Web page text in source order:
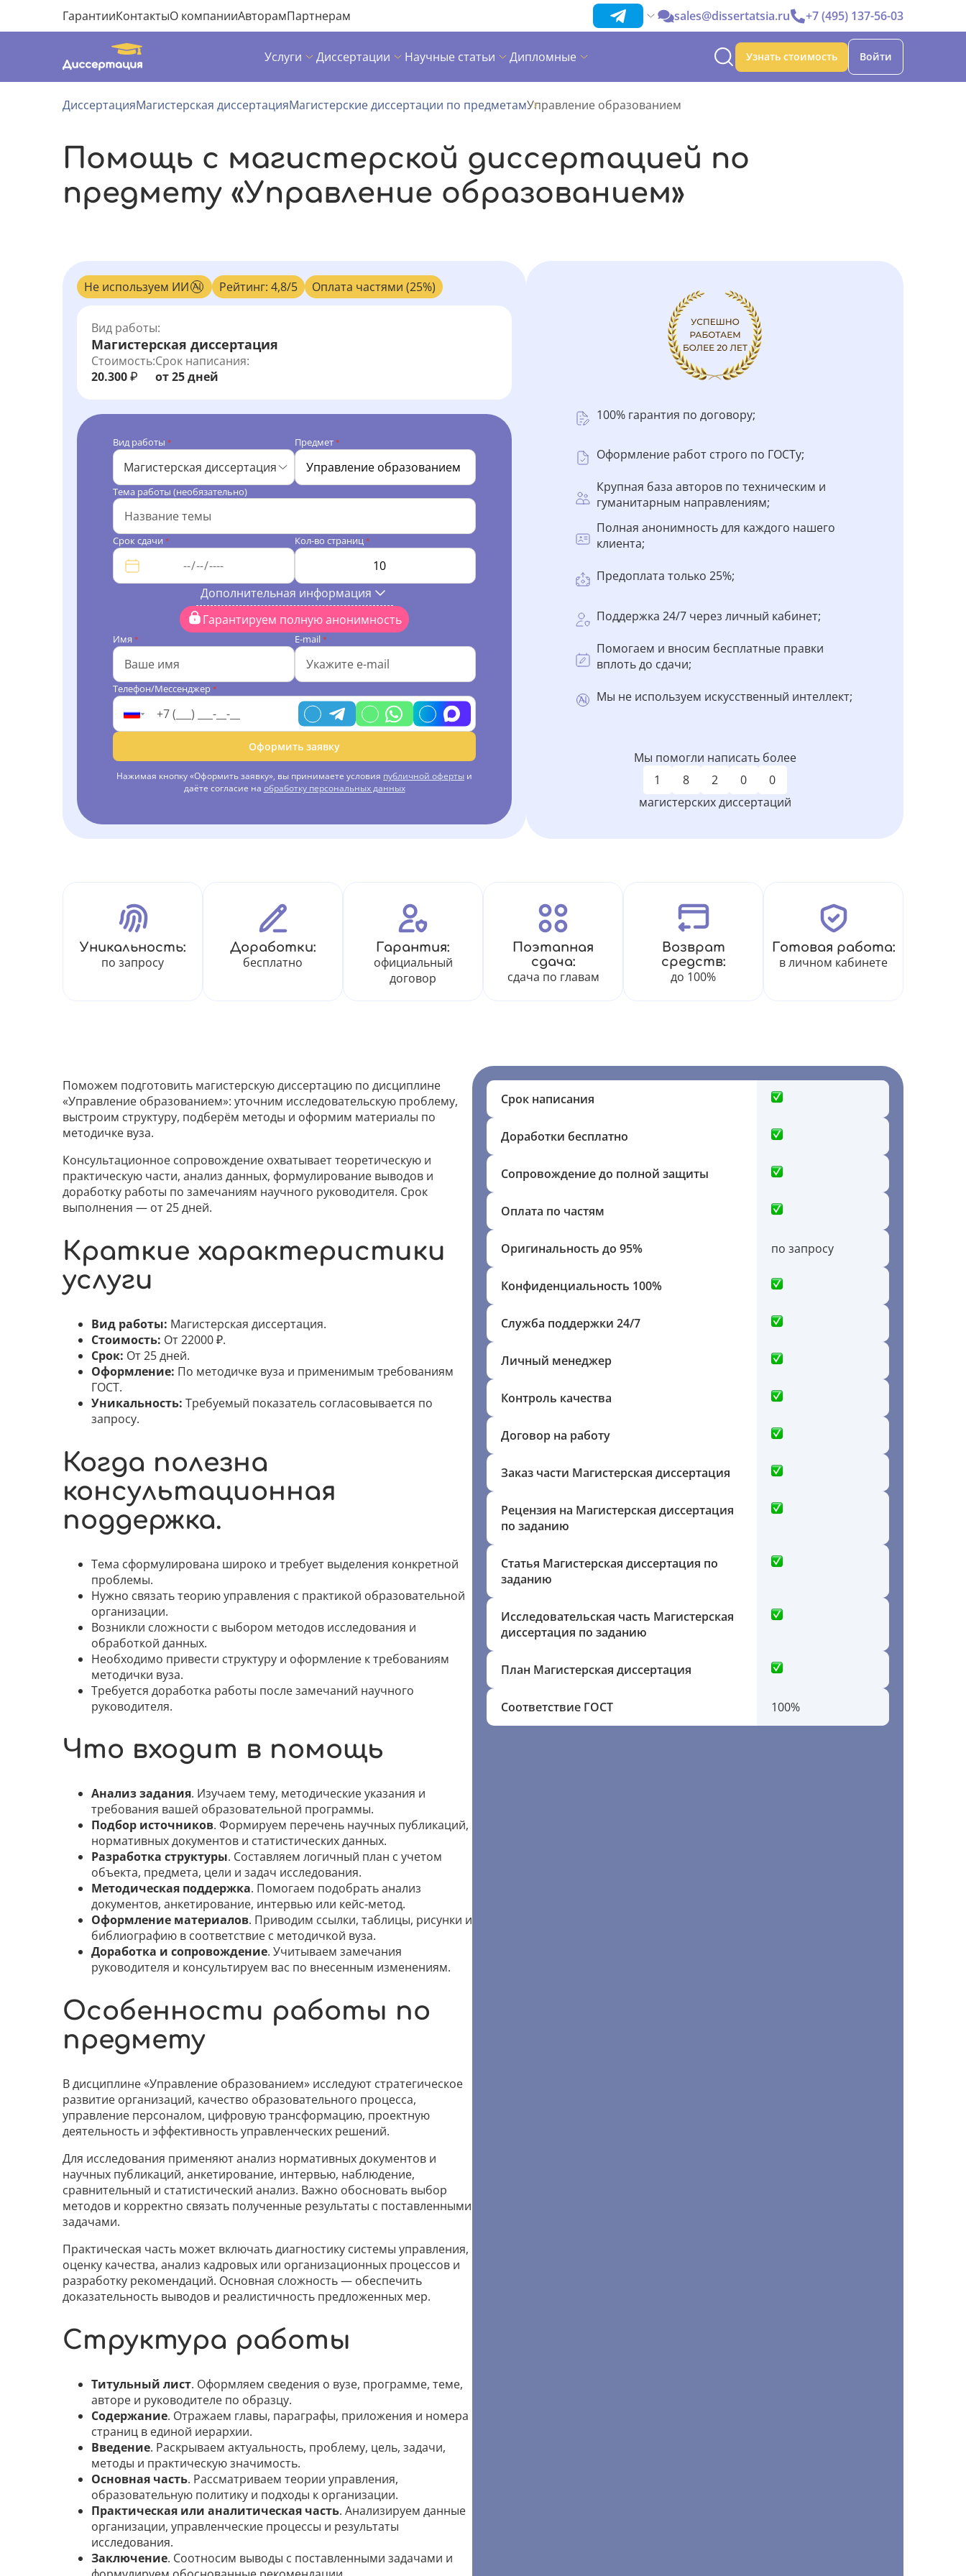
ГарантииКонтактыО компанииАвторамПартнерам sales@dissertatsia.ru +7 (495) 137-56-03
Услуги Диссертации Научные статьи Дипломные Узнать стоимость Войти
ДиссертацияМагистерская диссертацияМагистерские диссертации по предметамУправление образованием
Помощь с магистерской диссертацией по
предмету «Управление образованием»
Не используем ИИ Рейтинг: 4,8/5 Оплата частями (25%)
Вид работы:
Магистерская диссертация
Стоимость:
20.300 ₽
Срок написания:
от 25 дней
Вид работы *
Магистерская диссертация
Предмет *
Тема работы (необязательно)
Срок сдачи * Кол-во страниц *
Дополнительная информация
Гарантируем полную анонимность
Имя * E-mail *
Телефон/Мессенджер *
Оформить заявку
Нажимая кнопку «Оформить заявку», вы принимаете условия публичной оферты и
даёте согласие на обработку персональных данных
100% гарантия по договору;
Оформление работ строго по ГОСТу;
Крупная база авторов по техническим и
гуманитарным направлениям;
Полная анонимность для каждого нашего
клиента;
Предоплата только 25%;
Поддержка 24/7 через личный кабинет;
Помогаем и вносим бесплатные правки
вплоть до сдачи;
Мы не используем искусственный интеллект;
Мы помогли написать более
1
8 2 0
0
магистерских диссертаций
Уникальность:
по запросу
Доработки:
бесплатно
Гарантия:
официальный
договор
Поэтапная
сдача:
сдача по главам
Возврат
средств:
до 100%
Готовая работа:
в личном кабинете
Поможем подготовить магистерскую диссертацию по дисциплине
«Управление образованием»: уточним исследовательскую проблему,
выстроим структуру, подберём методы и оформим материалы по
методичке вуза.
Консультационное сопровождение охватывает теоретическую и
практическую части, анализ данных, формулирование выводов и
доработку работы по замечаниям научного руководителя. Срок
выполнения — от 25 дней.
Краткие характеристики
услуги
Вид работы: Магистерская диссертация.
Стоимость: От 22000 ₽.
Срок: От 25 дней.
Оформление: По методичке вуза и применимым требованиям
ГОСТ.
Уникальность: Требуемый показатель согласовывается по
запросу.
Когда полезна
консультационная
поддержка.
Тема сформулирована широко и требует выделения конкретной
проблемы.
Нужно связать теорию управления с практикой образовательной
организации.
Возникли сложности с выбором методов исследования и
обработкой данных.
Необходимо привести структуру и оформление к требованиям
методички вуза.
Требуется доработка работы после замечаний научного
руководителя.
Что входит в помощь
Анализ задания. Изучаем тему, методические указания и
требования вашей образовательной программы.
Подбор источников. Формируем перечень научных публикаций,
нормативных документов и статистических данных.
Разработка структуры. Составляем логичный план с учетом
объекта, предмета, цели и задач исследования.
Методическая поддержка. Помогаем подобрать анализ
документов, анкетирование, интервью или кейс-метод.
Оформление материалов. Приводим ссылки, таблицы, рисунки и
библиографию в соответствие с методичкой вуза.
Доработка и сопровождение. Учитываем замечания
руководителя и консультируем вас по внесенным изменениям.
Особенности работы по
предмету
В дисциплине «Управление образованием» исследуют стратегическое
развитие организаций, качество образовательного процесса,
управление персоналом, цифровую трансформацию, проектную
деятельность и эффективность управленческих решений.
Для исследования применяют анализ нормативных документов и
научных публикаций, анкетирование, интервью, наблюдение,
сравнительный и статистический анализ. Важно обосновать выбор
методов и корректно связать полученные результаты с поставленными
задачами.
Практическая часть может включать диагностику системы управления,
оценку качества, анализ кадровых или организационных процессов и
разработку рекомендаций. Основная сложность — обеспечить
доказательность выводов и реалистичность предложенных мер.
Структура работы
Титульный лист. Оформляем сведения о вузе, программе, теме,
авторе и руководителе по образцу.
Содержание. Отражаем главы, параграфы, приложения и номера
страниц в единой иерархии.
Введение. Раскрываем актуальность, проблему, цель, задачи,
методы и практическую значимость.
Основная часть. Рассматриваем теории управления,
образовательную политику и подходы к организации.
Практическая или аналитическая часть. Анализируем данные
организации, управленческие процессы и результаты
исследования.
Заключение. Соотносим выводы с поставленными задачами и
Срок написания
Доработки бесплатно
Сопровождение до полной защиты
Оплата по частям
Оригинальность до 95% по запросу
Конфиденциальность 100%
Служба поддержки 24/7
Личный менеджер
Контроль качества
Договор на работу
Заказ части Магистерская диссертация
Рецензия на Магистерская диссертация
по заданию
Статья Магистерская диссертация по
заданию
Исследовательская часть Магистерская
диссертация по заданию
План Магистерская диссертация
Соответствие ГОСТ 100%